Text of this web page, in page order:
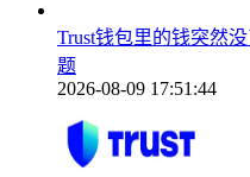
Trust钱包里的钱突然
题
2026-08-09 17:51:44